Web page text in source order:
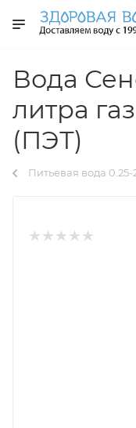
Вода
литра
(ПЭТ)
Питьевая вода 0.25-